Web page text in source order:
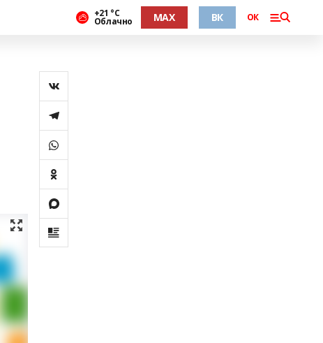
+21 °С
Облачно MAX ВК ОК